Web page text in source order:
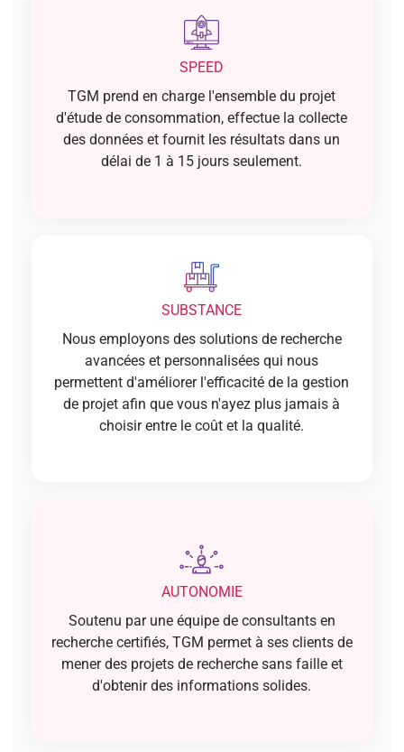
SPEED
TGM prend en charge l'ensemble du projet
d'étude de consommation, effectue la collecte
des données et fournit les résultats dans un
délai de 1 à 15 jours seulement.
SUBSTANCE
Nous employons des solutions de recherche
avancées et personnalisées qui nous
permettent d'améliorer l'efficacité de la gestion
de projet afin que vous n'ayez plus jamais à
choisir entre le coût et la qualité.
AUTONOMIE
Soutenu par une équipe de consultants en
recherche certifiés, TGM permet à ses clients de
mener des projets de recherche sans faille et
d'obtenir des informations solides.